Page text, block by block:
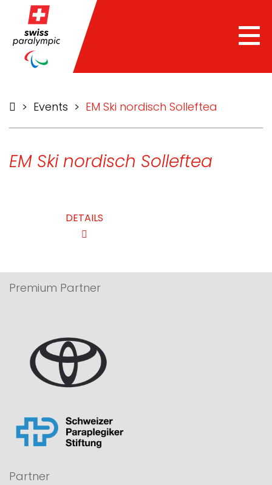
> Events > EM Ski nordisch Solleftea
EM Ski nordisch Solleftea
DETAILS
Premium Partner
Partner